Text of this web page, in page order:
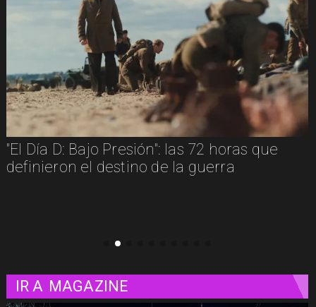
"Diamanti": una carta de amor al cine
contada a través de las mujeres
IR A MAGAZINE